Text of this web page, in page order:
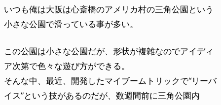
いつも俺は大阪は心斎橋のアメリカ村の三角公園という
小さな公園で滑っている事が多い。
この公園は小さな公園だが、形状が複雑なのでアイディ
ア次第で色々な遊び方ができる。
そんな中、最近、開発したマイブームトリックで“リーバ
イス”という技があるのだが、数週間前に三角公園内